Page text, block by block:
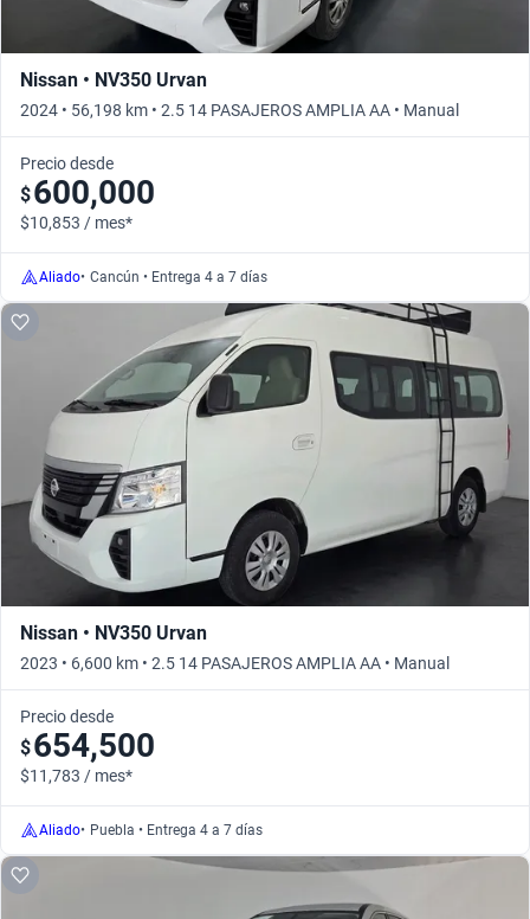
Nissan • NV350 Urvan
2024 • 56,198 km • 2.5 14 PASAJEROS AMPLIA AA • Manual
Precio desde
$600,000
$10,853 / mes*
Aliado• Cancún • Entrega 4 a 7 días
Nissan • NV350 Urvan
2023 • 6,600 km • 2.5 14 PASAJEROS AMPLIA AA • Manual
Precio desde
$654,500
$11,783 / mes*
Aliado• Puebla • Entrega 4 a 7 días